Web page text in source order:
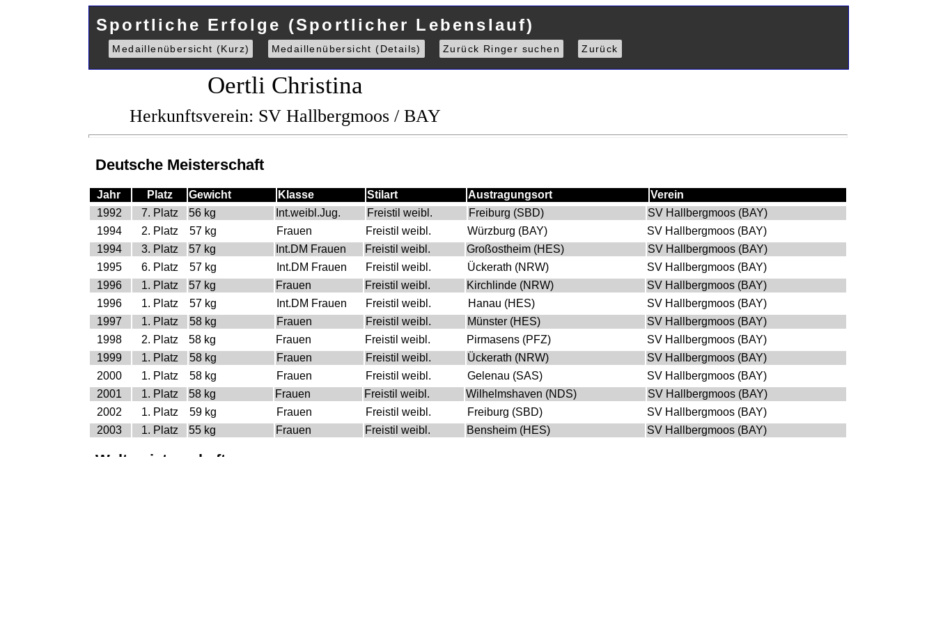
Sportliche Erfolge (Sportlicher Lebenslauf)
Medaillenübersicht (Kurz) Medaillenübersicht (Details) Zurück Ringer suchen Zurück
Oertli Christina
Herkunftsverein: SV Hallbergmoos / BAY
Deutsche Meisterschaft
Jahr Platz Gewicht Klasse Stilart Austragungsort
Verein
1992
7. Platz 56 kg Int.weibl.Jug. Freistil weibl. Freiburg (SBD)
SV Hallbergmoos (BAY)
1994
2. Platz 57 kg Frauen Freistil weibl. Würzburg (BAY)
SV Hallbergmoos (BAY)
1994
3. Platz 57 kg Int.DM Frauen Freistil weibl. Großostheim (HES)
SV Hallbergmoos (BAY)
1995
6. Platz 57 kg Int.DM Frauen Freistil weibl. Ückerath (NRW)
SV Hallbergmoos (BAY)
1996
1. Platz 57 kg Frauen Freistil weibl. Kirchlinde (NRW)
SV Hallbergmoos (BAY)
1996
1. Platz 57 kg Int.DM Frauen Freistil weibl. Hanau (HES)
SV Hallbergmoos (BAY)
1997
1. Platz 58 kg Frauen Freistil weibl. Münster (HES)
SV Hallbergmoos (BAY)
1998
2. Platz 58 kg Frauen Freistil weibl. Pirmasens (PFZ)
SV Hallbergmoos (BAY)
1999
1. Platz 58 kg Frauen Freistil weibl. Ückerath (NRW)
SV Hallbergmoos (BAY)
2000
1. Platz 58 kg Frauen Freistil weibl. Gelenau (SAS)
SV Hallbergmoos (BAY)
2001
1. Platz 58 kg Frauen Freistil weibl. Wilhelmshaven (NDS)
SV Hallbergmoos (BAY)
2002
1. Platz 59 kg Frauen Freistil weibl. Freiburg (SBD)
SV Hallbergmoos (BAY)
2003
1. Platz 55 kg Frauen Freistil weibl. Bensheim (HES) SV Hallbergmoos (BAY)
Weltmeisterschaft